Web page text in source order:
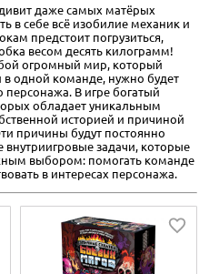
даже самых матёрых
в себе всё изобилие механик и
предстоит погрузиться,
весом десять килограмм!
огромный мир, который
в одной команде, нужно будет
персонажа. В игре богатый
обладает уникальным
историей и причиной
причины будут постоянно
внутриигровые задачи, которые
выбором: помогать команде
в интересах персонажа.